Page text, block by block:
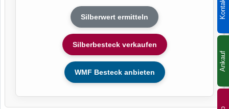
Kontakt
Ankauf
Silberwert ermitteln
Silberbesteck verkaufen
WMF Besteck anbieten